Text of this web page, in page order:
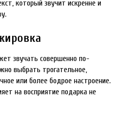
который звучит искренне и
звучать совершенно по-
выбрать трогательное,
или более бодрое настроение.
на восприятие подарка не